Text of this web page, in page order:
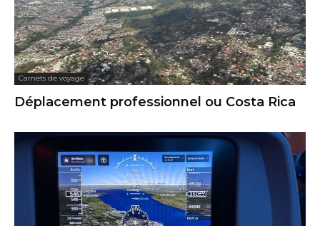
Carnets de voyage
Déplacement professionnel ou Costa Rica